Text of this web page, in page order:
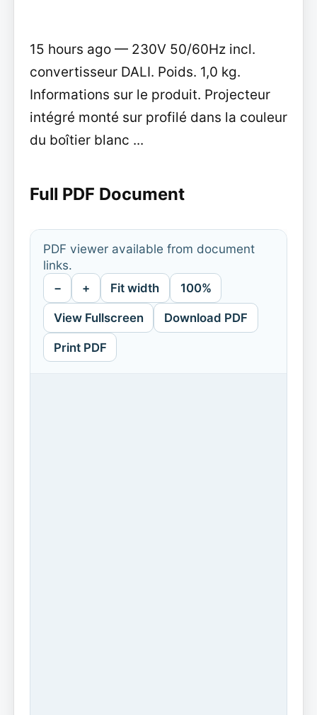
15 hours ago — 230V 50/60Hz incl.
convertisseur DALI. Poids. 1,0 kg.
Informations sur le produit. Projecteur
intégré monté sur profilé dans la couleur
du boîtier blanc ...
Full PDF Document
PDF viewer available from document
links.
− + Fit width 100%
View Fullscreen Download PDF
Print PDF